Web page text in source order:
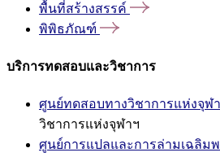
พื้นที่สร้างสรรค์
พิพิธภัณฑ์
บริการทดสอบและวิชาการ
ศูนย์ทดสอบทางวิชาการแห่งจุฬ
วิชาการแห่งจุฬาฯ
ศูนย์การแปลและการล่ามเฉลิมพ